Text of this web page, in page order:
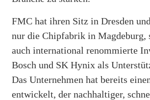
FMC hat ihren Sitz in Dresden
nur die Chipfabrik in Magdeburg,
auch international renommierte
Bosch und SK Hynix als
Das Unternehmen hat bereits
entwickelt, der nachhaltiger,